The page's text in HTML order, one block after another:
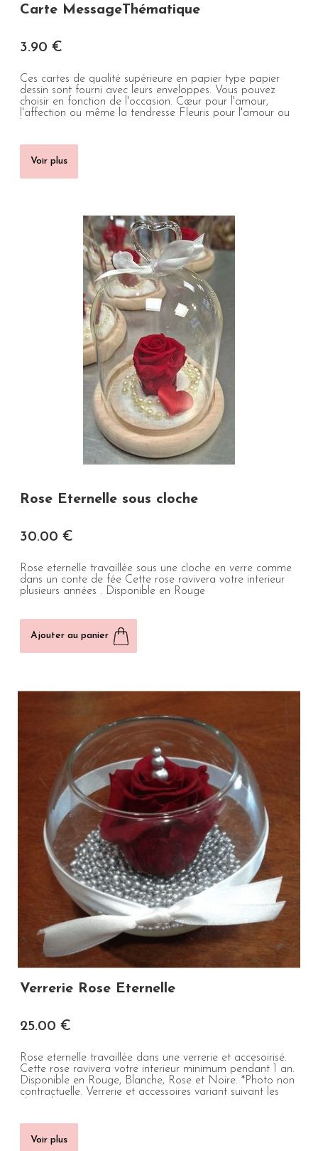
Carte MessageThématique
3.90 €
Ces cartes de qualité supérieure en papier type papier
dessin sont fourni avec leurs enveloppes. Vous pouvez
choisir en fonction de l'occasion. Cœur pour l'amour,
l'affection ou même la tendresse Fleuris pour l'amour ou
Rose Eternelle sous cloche
30.00 €
Rose eternelle travaillée sous une cloche en verre comme
dans un conte de fée Cette rose ravivera votre interieur
plusieurs années . Disponible en Rouge
Verrerie Rose Eternelle
25.00 €
Rose eternelle travaillée dans une verrerie et accesoirisé.
Cette rose ravivera votre interieur minimum pendant 1 an.
Disponible en Rouge, Blanche, Rose et Noire. *Photo non
contractuelle. Verrerie et accessoires variant suivant les